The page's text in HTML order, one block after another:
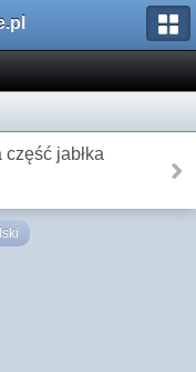
jabłka